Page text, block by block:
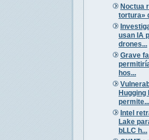
Noctua
tortura»
usan IA
drones...
Grave
hos...
Hugging
permite...
Intel
Lake
bLLC h...